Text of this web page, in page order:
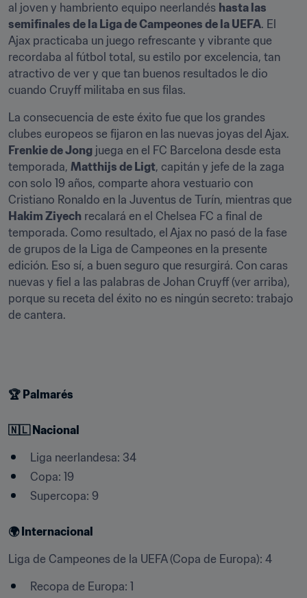
al joven y hambriento equipo neerlandés hasta las
semifinales de la Liga de Campeones de la UEFA. El
Ajax practicaba un juego refrescante y vibrante que
recordaba al fútbol total, su estilo por excelencia, tan
atractivo de ver y que tan buenos resultados le dio
cuando Cruyff militaba en sus filas.
La consecuencia de este éxito fue que los grandes
Frenkie de Jong juega en el FC Bar­ce­lona desde esta
temporada, Mat­t­hijs de Ligt, capitán y jefe de la zaga
con solo 19 años, comparte ahora vestuario con
Hakim Ziyech recalará en el Chelsea FC a final de
temporada. Como resultado, el Ajax no pasó de la fase
de grupos de la Liga de Campeones en la presente
edición. Eso sí, a buen seguro que resurgirá. Con caras
nuevas y fiel a las palabras de Johan Cruyff (ver arriba),
porque su receta del éxito no es ningún secreto: trabajo
de cantera.
🏆 Palmarés
🇳🇱 Nacional
Liga neerlandesa: 34
Copa: 19
Supercopa: 9
🌍 Internacional
Liga de Campeones de la UEFA (Copa de Europa): 4
Recopa de Europa: 1